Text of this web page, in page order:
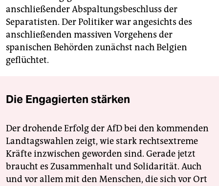
anschließender Abspaltungsbeschluss der
Separatisten. Der Politiker war angesichts des
anschließenden massiven Vorgehens der
spanischen Behörden zunächst nach Belgien
geflüchtet.
Die Engagierten stärken
Der drohende Erfolg der AfD bei den kommenden
Landtagswahlen zeigt, wie stark rechtsextreme
Kräfte inzwischen geworden sind. Gerade jetzt
braucht es Zusammenhalt und Solidarität. Auch
und vor allem mit den Menschen, die sich vor Ort